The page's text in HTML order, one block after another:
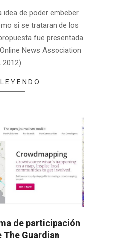
idea de poder embeber
si se trataran de los
fue presentada
News Association
2012).
de participación
The Guardian